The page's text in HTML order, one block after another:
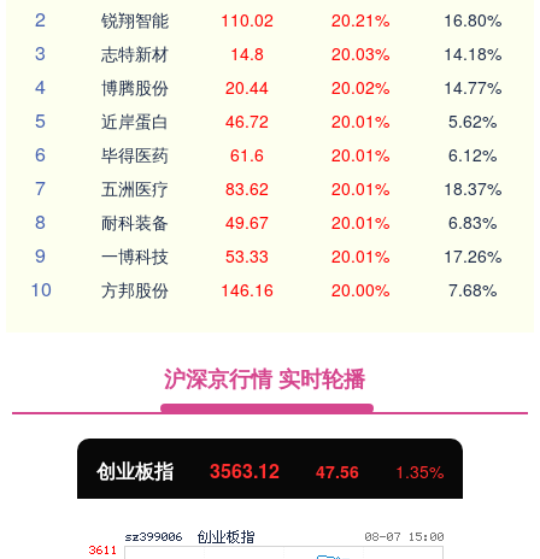
2 锐翔智能 110.02 20.21% 16.80%
3 志特新材 14.8 20.03% 14.18%
4 博腾股份 20.44 20.02% 14.77%
5 近岸蛋白 46.72 20.01% 5.62%
6 毕得医药 61.6 20.01% 6.12%
7 五洲医疗 83.62 20.01% 18.37%
8 耐科装备 49.67 20.01% 6.83%
9 一博科技 53.33 20.01% 17.26%
10 方邦股份 146.16 20.00% 7.68%
沪深京行情 实时轮播
创业板指 3563.12 47.56 1.35%